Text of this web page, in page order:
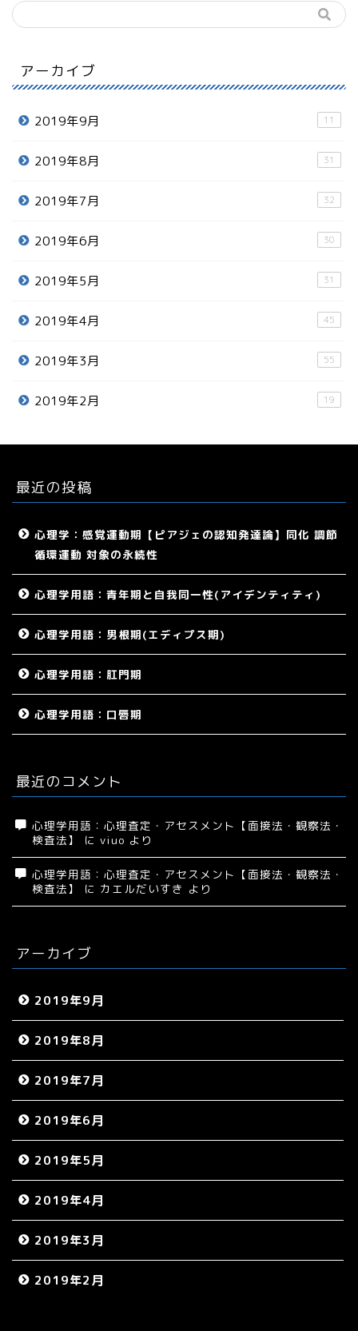
アーカイブ
2019年9月 11
2019年8月 31
2019年7月 32
2019年6月 30
2019年5月 31
2019年4月 45
2019年3月 55
2019年2月 19
最近の投稿
心理学：感覚運動期【ピアジェの認知発達論】同化 調節
循環運動 対象の永続性
心理学用語：青年期と自我同一性(アイデンティティ)
心理学用語：男根期(エディプス期)
心理学用語：肛門期
心理学用語：口唇期
最近のコメント
心理学用語：心理査定・アセスメント【面接法・観察法・
検査法】
に viuo より
心理学用語：心理査定・アセスメント【面接法・観察法・
検査法】
に カエルだいすき より
アーカイブ
2019年9月
2019年8月
2019年7月
2019年6月
2019年5月
2019年4月
2019年3月
2019年2月